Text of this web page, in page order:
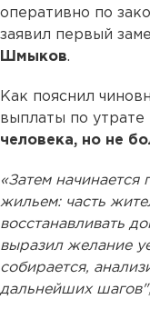
оперативно по
заявил первый
Шмыков.
Как пояснил
выплаты по
человека, но не
«Затем начинается
жильем: часть
восстанавливать
выразил желание
собирается,
дальнейших